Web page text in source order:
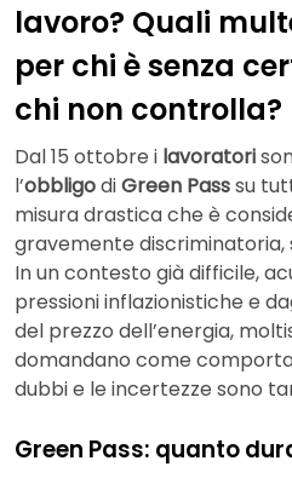
lavoro? Quali
per chi è senza
chi non controlla?
Dal 15 ottobre i lavoratori
l’obbligodiGreen Passsu
misura drastica che è
gravemente discriminatoria,
In un contesto già difficile,
pressioni inflazionistiche e
del prezzo dell’energia,
domandano come
dubbi e le incertezze sono
Green Pass: quanto